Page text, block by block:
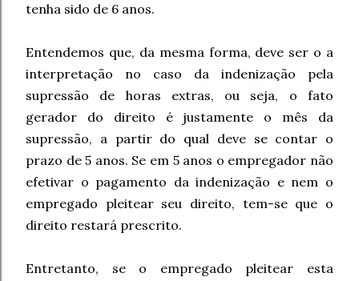
tenha sido de 6 anos.
Entendemos que, da mesma forma, deve ser o a
interpretação no caso da indenização pela
supressão de horas extras, ou seja, o fato
gerador do direito é justamente o mês da
supressão, a partir do qual deve se contar o
prazo de 5 anos. Se em 5 anos o empregador não
efetivar o pagamento da indenização e nem o
empregado pleitear seu direito, tem-se que o
direito restará prescrito.
Entretanto, se o empregado pleitear esta